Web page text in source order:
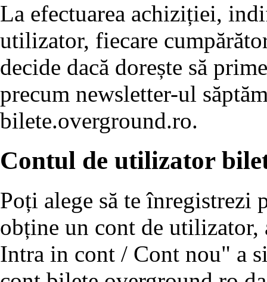
La efectuarea achiziției,
utilizator, fiecare
decide dacă dorește să
precum newsletter-ul
bilete.overground.ro.
Contul de utilizator
Poți alege să te înregistrezi
obține un cont de utilizator,
Intra in cont / Cont nou" a